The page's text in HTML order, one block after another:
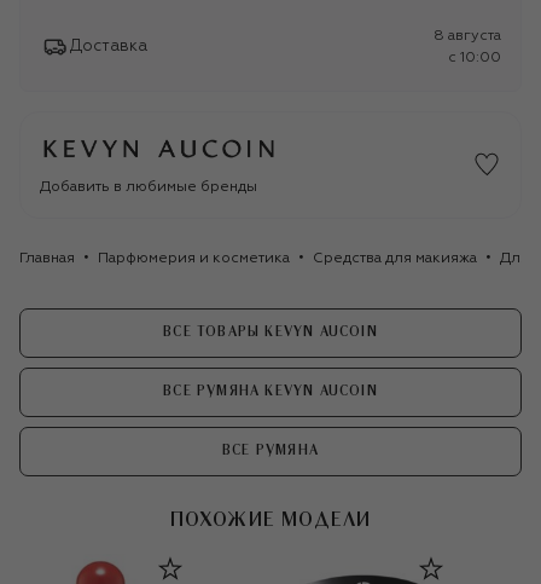
Доставка
8 августа
c 10:00
Добавить в любимые бренды
Главная Парфюмерия и косметика Средства для макияжа Для
ВСЕ ТОВАРЫ KEVYN AUCOIN
ВСЕ РУМЯНА KEVYN AUCOIN
ВСЕ РУМЯНА
ПОХОЖИЕ МОДЕЛИ